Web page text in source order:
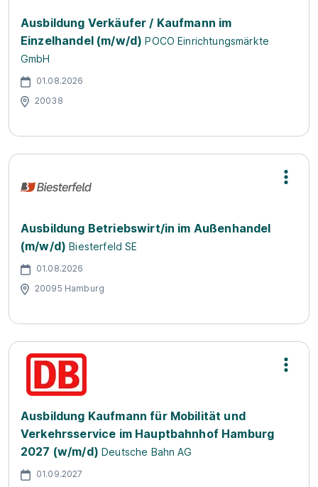
Ausbildung Verkäufer / Kaufmann im
Einzelhandel (m/w/d) POCO Einrichtungsmärkte
GmbH
01.08.2026
20038
Ausbildung Betriebswirt/in im Außenhandel
(m/w/d) Biesterfeld SE
01.08.2026
20095 Hamburg
Ausbildung Kaufmann für Mobilität und
Verkehrsservice im Hauptbahnhof Hamburg
2027 (w/m/d) Deutsche Bahn AG
01.09.2027